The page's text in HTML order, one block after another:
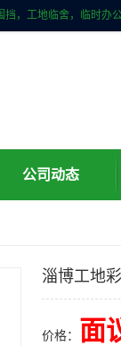
公司动态
淄博工地
价格： 面